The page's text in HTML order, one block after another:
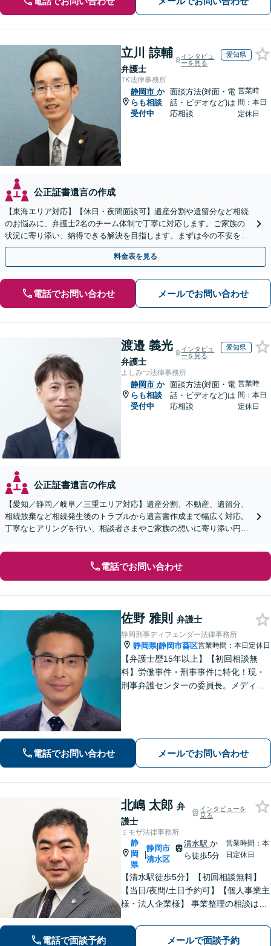
立川 諒輔
弁護士
インタビュ
ーを見る
愛知県
TK法律事務所
静岡市 か
らも相談
受付中
面談方法(対面・電
話・ビデオなど)は
応相談
営業時
間：本日
定休日
公正証書遺言の作成
【東海エリア対応】【休日・夜間面談可】遺産分割や遺留分など相続
のお悩みに、弁護士2名のチーム体制で丁寧に対応します。ご家族の
状況に寄り添い、納得できる解決を目指します。まずは今の不安をお
聞かせください【メール・WEB相談可】
料金表を見る
電話でお問い合わせ メールでお問い合わせ
渡邉 義光
弁護士
インタビュ
ーを見る
愛知県
よしみつ法律事務所
静岡市 か
らも相談
受付中
面談方法(対面・電
話・ビデオなど)は
応相談
営業時
間：本日
定休日
公正証書遺言の作成
【愛知／静岡／岐阜／三重エリア対応】遺産分割、不動産、遺留分、
相続放棄など相続発生後のトラブルから遺言書作成まで幅広く対応。
丁寧なヒアリングを行い、相談者さまやご家族の想いに寄り添い円滑
電話でお問い合わせ
佐野 雅則 弁護士
静岡刑事ディフェンダー法律事務所
静岡県|静岡市葵区営業時間：本日定休日
【弁護士歴15年以上】【初回相談無
料】労働事件・刑事事件に特化！現・
刑事弁護センターの委員長。メディア
す。地域密着型の法律事務所
電話でお問い合わせ メールでお問い合わせ
北嶋 太郎 弁
護士
インタビューを
見る
ミモザ法律事務所
静
岡
県
|
静岡市
清水区
清水駅 か
ら徒歩5分
営業時間：本
日定休日
【清水駅徒歩5分】【初回相談無料】
【当日/夜間/土日予約可】【個人事業主
様・法人企業様】 事業整理の相談はお
不倫慰謝料・交通事故・借金・刑事事
件・賃貸トラブルなど身近な法律問題
電話で面談予約 メールで面談予約